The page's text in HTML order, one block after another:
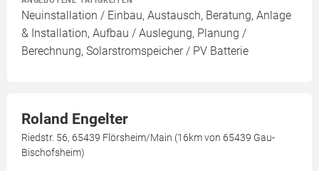
Neuinstallation / Einbau, Austausch, Beratung, Anlage
& Installation, Aufbau / Auslegung, Planung /
Berechnung, Solarstromspeicher / PV Batterie
Roland Engelter
Riedstr. 56, 65439 Flörsheim/Main (16km von 65439 Gau-
Bischofsheim)